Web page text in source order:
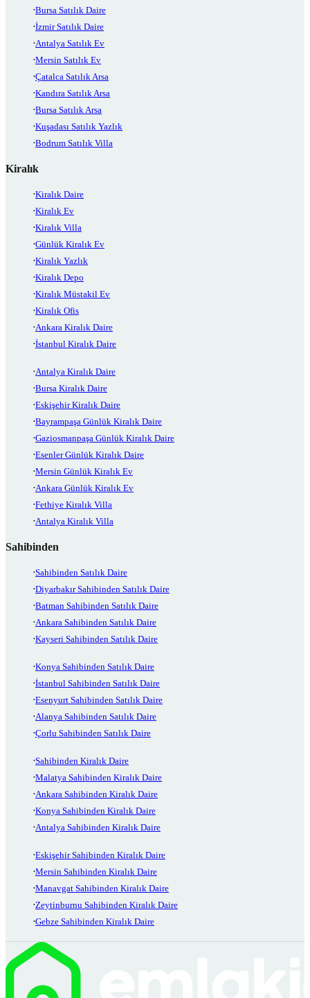
Bursa Satılık Daire
İzmir Satılık Daire
Antalya Satılık Ev
Mersin Satılık Ev
Çatalca Satılık Arsa
Kandıra Satılık Arsa
Bursa Satılık Arsa
Kuşadası Satılık Yazlık
Bodrum Satılık Villa
Kiralık
Kiralık Daire
Kiralık Ev
Kiralık Villa
Günlük Kiralık Ev
Kiralık Yazlık
Kiralık Depo
Kiralık Müstakil Ev
Kiralık Ofis
Ankara Kiralık Daire
İstanbul Kiralık Daire
Antalya Kiralık Daire
Bursa Kiralık Daire
Eskişehir Kiralık Daire
Bayrampaşa Günlük Kiralık Daire
Gaziosmanpaşa Günlük Kiralık Daire
Esenler Günlük Kiralık Daire
Mersin Günlük Kiralık Ev
Ankara Günlük Kiralık Ev
Fethiye Kiralık Villa
Antalya Kiralık Villa
Sahibinden
Sahibinden Satılık Daire
Diyarbakır Sahibinden Satılık Daire
Batman Sahibinden Satılık Daire
Ankara Sahibinden Satılık Daire
Kayseri Sahibinden Satılık Daire
Konya Sahibinden Satılık Daire
İstanbul Sahibinden Satılık Daire
Esenyurt Sahibinden Satılık Daire
Alanya Sahibinden Satılık Daire
Çorlu Sahibinden Satılık Daire
Sahibinden Kiralık Daire
Malatya Sahibinden Kiralık Daire
Ankara Sahibinden Kiralık Daire
Konya Sahibinden Kiralık Daire
Antalya Sahibinden Kiralık Daire
Eskişehir Sahibinden Kiralık Daire
Mersin Sahibinden Kiralık Daire
Manavgat Sahibinden Kiralık Daire
Zeytinburnu Sahibinden Kiralık Daire
Gebze Sahibinden Kiralık Daire